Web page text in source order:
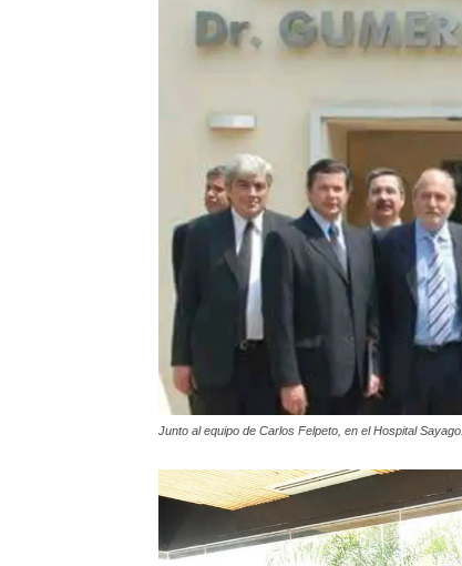
Junto al equipo de Carlos Felpeto, en el Hospital Sayago.